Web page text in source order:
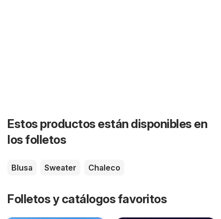
Estos productos están disponibles en
los folletos
Blusa Sweater Chaleco
Folletos y catálogos favoritos